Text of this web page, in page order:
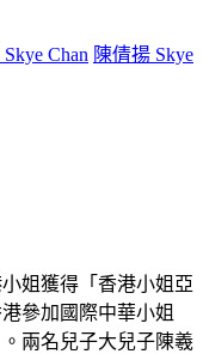
Chan 陳倩揚 Skye
姐獲得「香港小姐亞
參加國際中華小姐
兩名兒子大兒子陳羲